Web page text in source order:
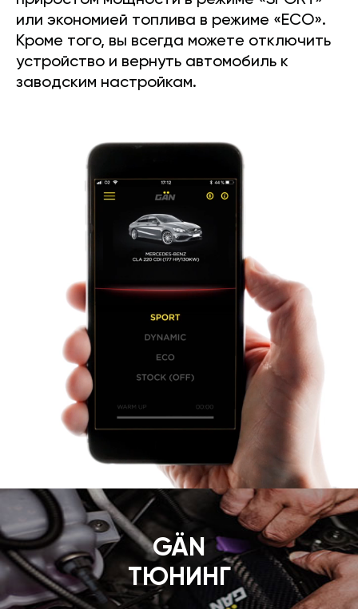
или экономией топлива в режиме «ECO».
Кроме того, вы всегда можете отключить
устройство и вернуть автомобиль к
заводским настройкам.
GÄN
ТЮНИНГ